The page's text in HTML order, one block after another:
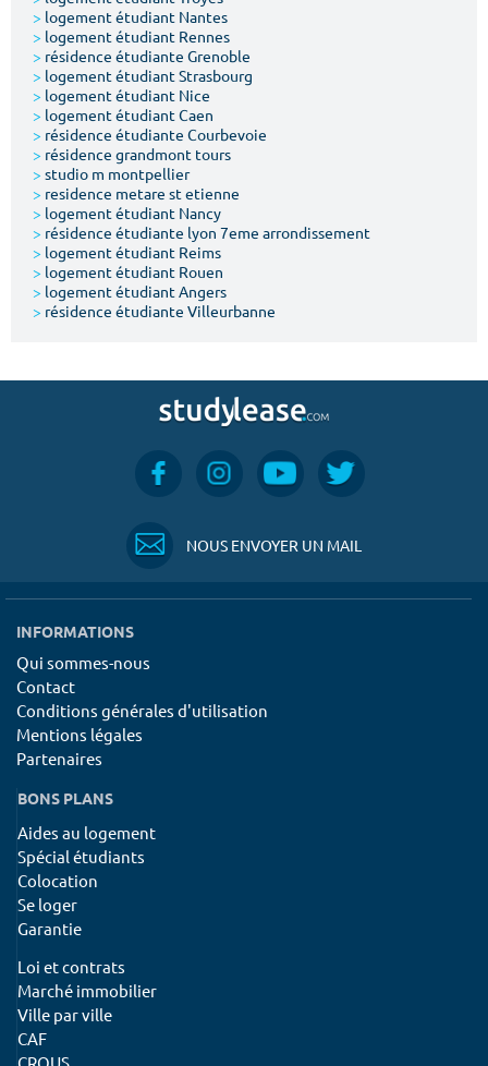
> logement étudiant Nantes
> logement étudiant Rennes
> résidence étudiante Grenoble
> logement étudiant Strasbourg
> logement étudiant Nice
> logement étudiant Caen
> résidence étudiante Courbevoie
> résidence grandmont tours
> studio m montpellier
> residence metare st etienne
> logement étudiant Nancy
> résidence étudiante lyon 7eme arrondissement
> logement étudiant Reims
> logement étudiant Rouen
> logement étudiant Angers
> résidence étudiante Villeurbanne
NOUS ENVOYER UN MAIL
INFORMATIONS
Qui sommes-nous
Contact
Conditions générales d'utilisation
Mentions légales
Partenaires
BONS PLANS
Aides au logement
Spécial étudiants
Colocation
Se loger
Garantie
Loi et contrats
Marché immobilier
Ville par ville
CAF